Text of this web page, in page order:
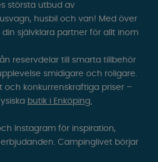
största utbud av
husbil och van! Med över
självklara partner för allt inom
reservdelar till smarta tillbehör
smidigare och roligare.
och konkurrenskraftiga priser –
butik i Enköping.
Instagram för inspiration,
Campinglivet börjar